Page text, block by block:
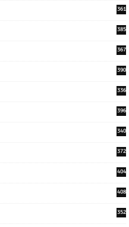
361
385
367
390
336
396
340
372
404
408
352